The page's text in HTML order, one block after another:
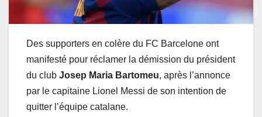
Des supporters en colère du FC Barcelone ont
manifesté pour réclamer la démission du président
du club Josep Maria Bartomeu, après l’annonce
par le capitaine Lionel Messi de son intention de
quitter l’équipe catalane.